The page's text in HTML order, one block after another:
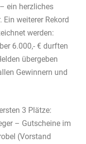
ein herzliches
weiterer Rekord
werden:
6.000,- € durften
übergeben
Gewinnern und
3 Plätze:
– Gutscheine im
(Vorstand